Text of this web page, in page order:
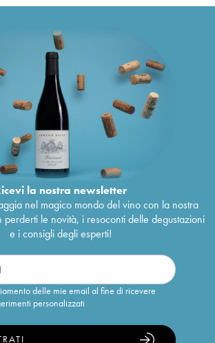
la nostra newsletter
nel magico mondo del vino con la nostra
le novità, i resoconti delle degustazioni
e i consigli degli esperti!
delle mie email al fine di ricevere
personalizzati